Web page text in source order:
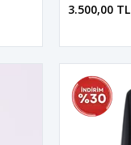
3.500,00 TL